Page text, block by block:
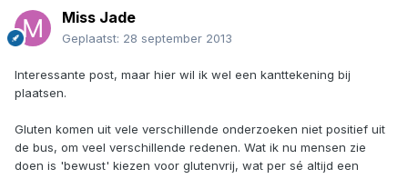
Miss Jade
Geplaatst: 28 september 2013
Interessante post, maar hier wil ik wel een kanttekening bij
plaatsen.
Gluten komen uit vele verschillende onderzoeken niet positief uit
de bus, om veel verschillende redenen. Wat ik nu mensen zie
doen is 'bewust' kiezen voor glutenvrij, wat per sé altijd een